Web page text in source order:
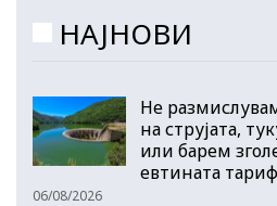
НАЈНОВИ
Не
на струјата,
или барем
евтината
06/08/2026